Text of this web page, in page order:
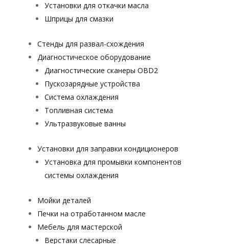
Установки для откачки масла
Шприцы для смазки
Стенды для развал-схождения
Диагностическое оборудование
Диагностические сканеры OBD2
Пускозарядные устройства
Система охлаждения
Топливная система
Ультразвуковые ванны
Установки для заправки кондиционеров
Установка для промывки компонентов
системы охлаждения
Мойки деталей
Печки на отработанном масле
Мебель для мастерской
Верстаки слесарные